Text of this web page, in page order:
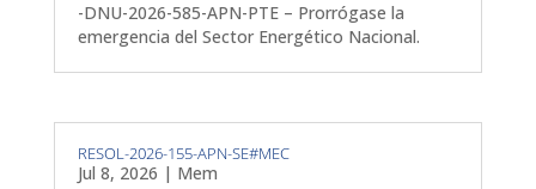
-DNU-2026-585-APN-PTE – Prorrógase la
emergencia del Sector Energético Nacional.
RESOL-2026-155-APN-SE#MEC
Jul 8, 2026 | Mem